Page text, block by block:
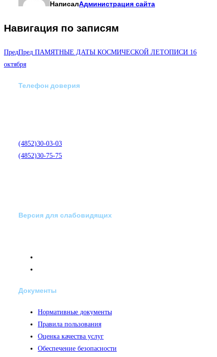
НаписалАдминистрация сайта
Навигация по записям
ПредПред ПАМЯТНЫЕ ДАТЫ КОСМИЧЕСКОЙ ЛЕТОПИСИ 16
октября
Телефон доверия
(4852)30-03-03
(4852)30-75-75
Версия для слабовидящих
Документы
Нормативные документы
Правила пользования
Оценка качества услуг
Обеспечение безопасности